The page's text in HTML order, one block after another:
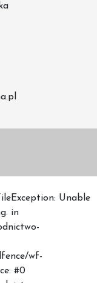
Unable
in
wf-
#0